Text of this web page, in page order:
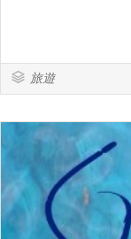
旅遊